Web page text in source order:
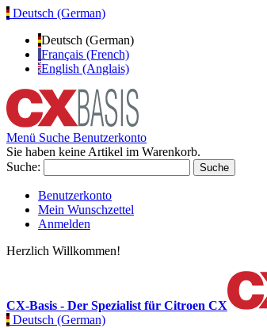
Deutsch (German)
Deutsch (German)
Français (French)
English (Anglais)
Menü Suche Benutzerkonto
Sie haben keine Artikel im Warenkorb.
Suche:
Suche
Benutzerkonto
Mein Wunschzettel
Anmelden
Herzlich Willkommen!
CX-Basis - Der Spezialist für Citroen CX
Deutsch (German)